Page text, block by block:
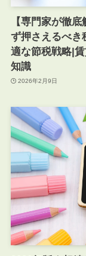
【専門家が徹
ず押さえるべき
適な節税戦略|
知識
2026年2月9日